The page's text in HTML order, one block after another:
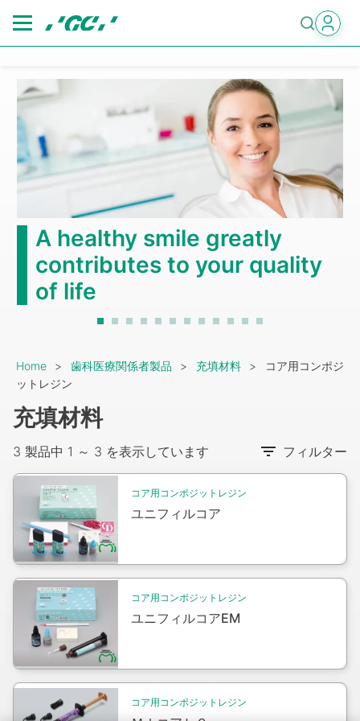
main
A healthy smile greatly
contributes to your quality
of life
Breadcrumb
Home 歯科医療関係者製品 充填材料
コア用コンポジ
ットレジン
充填材料
3 製品中 1 ～ 3 を表示しています フィルター
Packshot コア用コンポジットレジン
ユニフィルコア
Packshot コア用コンポジットレジン
ユニフィルコアEM
Packshot コア用コンポジットレジン